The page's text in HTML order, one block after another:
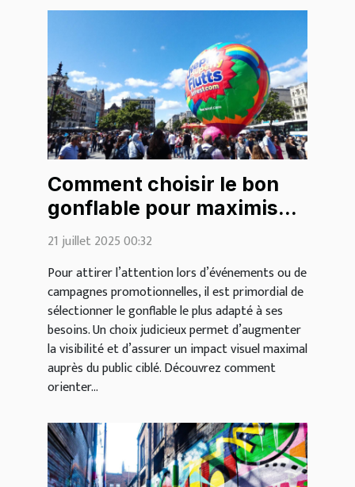
Comment choisir le bon
gonflable pour maximiser
votre visibilité?
21 juillet 2025 00:32
Pour attirer l’attention lors d’événements ou de
campagnes promotionnelles, il est primordial de
sélectionner le gonflable le plus adapté à ses
besoins. Un choix judicieux permet d’augmenter
la visibilité et d’assurer un impact visuel maximal
auprès du public ciblé. Découvrez comment
orienter...